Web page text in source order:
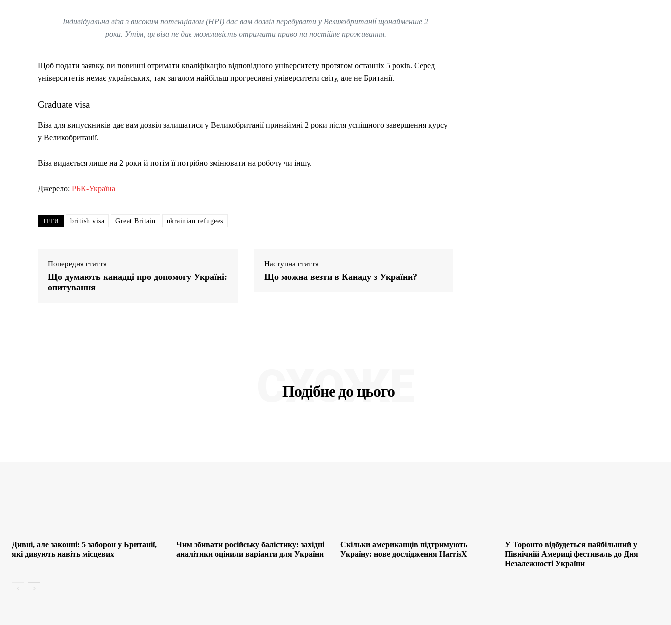
Індивідуальна віза з високим потенціалом (HPI) дає вам дозвіл перебувати у Великобританії щонайменше 2
роки. Утім, ця віза не дає можливість отримати право на постійне проживання.
Щоб подати заявку, ви повинні отримати кваліфікацію відповідного університету протягом останніх 5 років. Серед
університетів немає українських, там загалом найбільш прогресивні університети світу, але не Британії.
Graduate visa
Віза для випускників дає вам дозвіл залишатися у Великобританії принаймні 2 роки після успішного завершення курсу
у Великобританії.
Віза видається лише на 2 роки й потім її потрібно змінювати на робочу чи іншу.
Джерело: РБК-Україна
ТЕГИ british visa Great Britain ukrainian refugees
Попередня стаття
Що думають канадці про допомогу Україні:
опитування
Наступна стаття
Що можна везти в Канаду з України?
Подібне до цього
СХОЖЕ
Дивні, але законні: 5 заборон у Британії,
які дивують навіть місцевих
Чим збивати російську балістику: західні
аналітики оцінили варіанти для України
Скільки американців підтримують
Україну: нове дослідження HarrisX
У Торонто відбудеться найбільший у
Північній Америці фестиваль до Дня
Незалежності України